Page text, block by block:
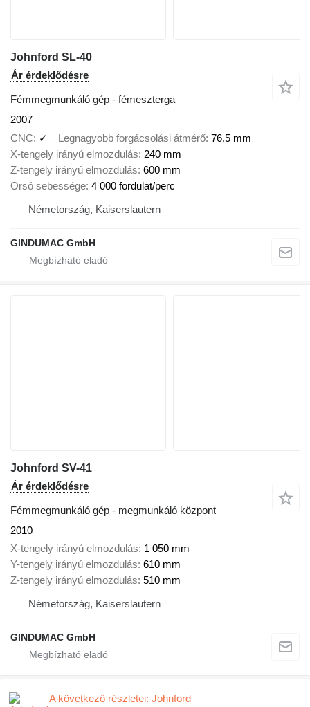
Johnford SL-40
Ár érdeklődésre
Fémmegmunkáló gép - fémeszterga
2007
CNC
✓ Legnagyobb forgácsolási átmérő 76,5 mm
X-tengely irányú elmozdulás 240 mm
Z-tengely irányú elmozdulás 600 mm
Orsó sebessége 4 000 fordulat/perc
Németország, Kaiserslautern
GINDUMAC GmbH
Johnford SV-41
Ár érdeklődésre
Fémmegmunkáló gép - megmunkáló központ
2010
X-tengely irányú elmozdulás 1 050 mm
Y-tengely irányú elmozdulás 610 mm
Z-tengely irányú elmozdulás 510 mm
Németország, Kaiserslautern
GINDUMAC GmbH
A következő részletei: Johnford